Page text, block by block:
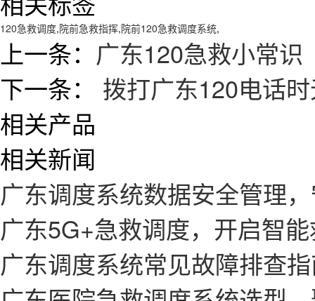
120急救调度,院前急救指挥,院前120急救调度系统,
上一条： 广东120急救小常识
下一条：
拨打广东120电话
相关产品
相关新闻
广东调度系统数据安全管理
广东5G+急救调度，开启智
广东调度系统常见故障排查